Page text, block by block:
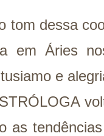
tom dessa
em Áries
e
as